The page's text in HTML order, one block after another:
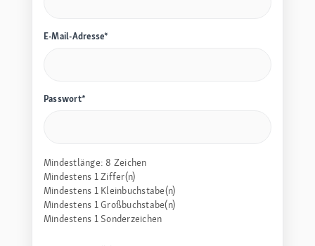
E-Mail-Adresse*
Passwort*
Mindestlänge: 8 Zeichen
Mindestens 1 Ziffer(n)
Mindestens 1 Kleinbuchstabe(n)
Mindestens 1 Großbuchstabe(n)
Mindestens 1 Sonderzeichen